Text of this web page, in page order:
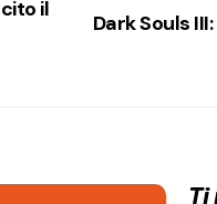
il
Dark Souls